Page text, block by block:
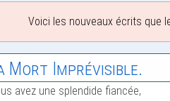
Voici les nouveaux écrits que
Mort Imprévisible.
avez une splendide fiancée,